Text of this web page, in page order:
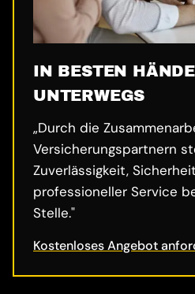
IN BESTEN
UNTERWEGS
„Durch die
Versicherungspartnern
Zuverlässigkeit,
professioneller Service
Stelle."
Kostenloses Angebot